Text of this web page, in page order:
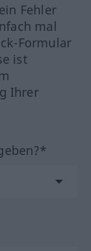
Fehler
mal
Formular
ist
Ihrer